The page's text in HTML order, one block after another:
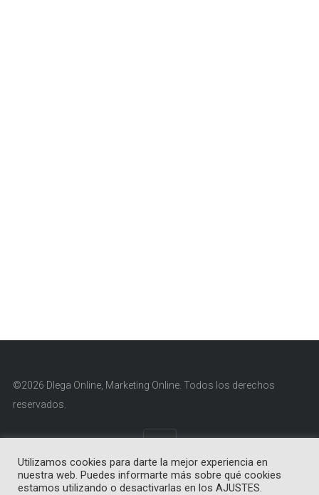
©2026 Dlega Online, Marketing Online. Todos los derechos
reservados.
Aviso Legal|Política de Cookies|Política de Privacidad
Utilizamos cookies para darte la mejor experiencia en
nuestra web. Puedes informarte más sobre qué cookies
estamos utilizando o desactivarlas en los AJUSTES.